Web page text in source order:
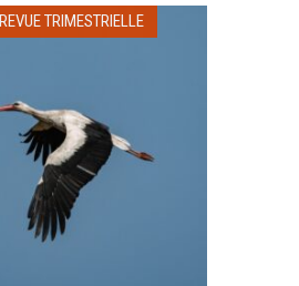
REVUE TRIMESTRIELLE